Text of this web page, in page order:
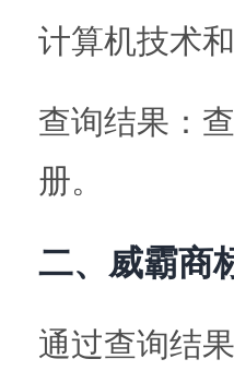
计算机技术
查询结果：
册。
二、威霸商
通过查询结